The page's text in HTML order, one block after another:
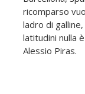
ricomparso
ladro di
latitudini nulla
Alessio Piras.